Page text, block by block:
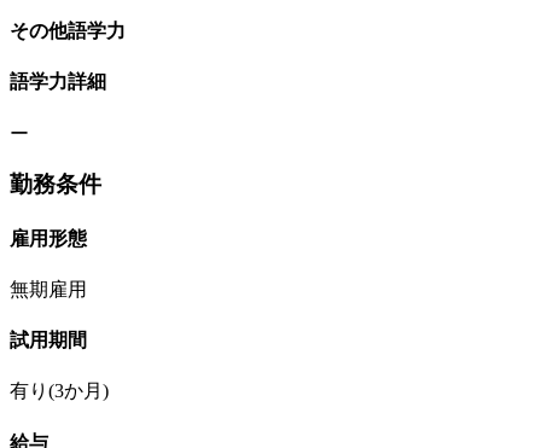
その他語学力
語学力詳細
ー
勤務条件
雇用形態
無期雇用
試用期間
有り(3か月)
給与